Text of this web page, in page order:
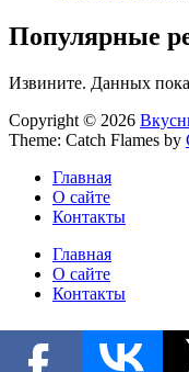
Популярные
Извините. Данных
Copyright © 2026
Theme: Catch Flames by
Главная
О сайте
Контакты
Главная
О сайте
Контакты